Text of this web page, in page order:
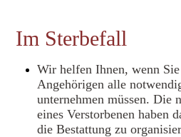
Im Sterbefall
Wir helfen Ihnen, wenn
Angehörigen alle
unternehmen müssen. Die
eines Verstorbenen haben
die Bestattung zu